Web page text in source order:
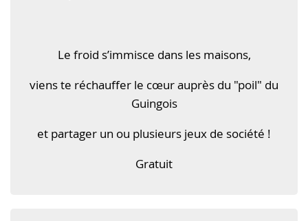
Le froid s’immisce dans les maisons,
viens te réchauffer le cœur auprès du "poil" du
Guingois
et partager un ou plusieurs jeux de société !
Gratuit